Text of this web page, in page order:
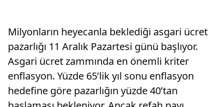
Milyonların heyecanla beklediği asgari ücret
pazarlığı 11 Aralık Pazartesi günü başlıyor.
Asgari ücret zammında en önemli kriter
enflasyon. Yüzde 65’lik yıl sonu enflasyon
hedefine göre pazarlığın yüzde 40’tan